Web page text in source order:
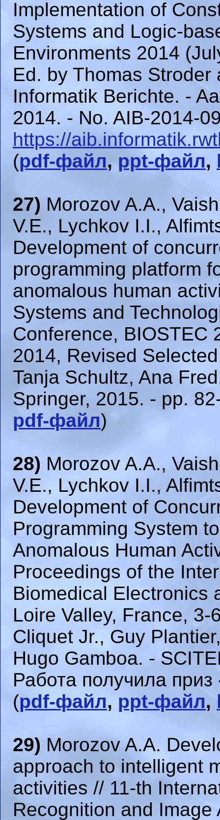
Implementation of
Systems and Logic-
Environments 2014
Ed. by Thomas Stroder
Informatik Berichte. -
2014. - No. AIB-2014-
https://
(pdf-файл, ppt-файл,
27) Morozov A.A.,
V.E., Lychkov I.I.,
Development of
programming platform
anomalous human
Systems and
Conference, BIOSTEC
2014, Revised
Tanja Schultz, Ana
Springer, 2015. - pp.
pdf-файл)
28) Morozov A.A.,
V.E., Lychkov I.I.,
Development of
Programming System
Anomalous Human
Proceedings of the
Biomedical Electronics
Loire Valley, France,
Cliquet Jr., Guy
Hugo Gamboa. -
Работа получила
(pdf-файл, ppt-файл,
29) Morozov A.A.
approach to intelligent
activities // 11-th
Recognition and